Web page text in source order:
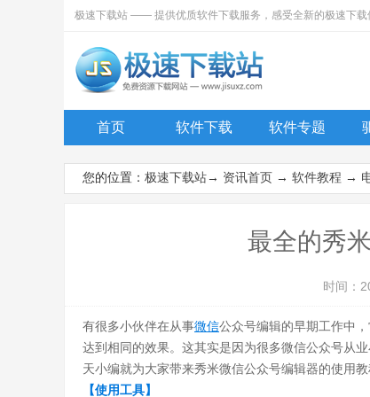
极速下载站 —— 提供优质软件下载服务，感受全新的极速下载
首页 软件下载 软件专题
您的位置： 极速下载站→ 资讯首页 → 软件教程 →
最全的秀
时间：
有很多小伙伴在从事微信公众号编辑的早期工作中
达到相同的效果。这其实是因为很多微信公众号从
天小编就为大家带来秀米微信公众号编辑器的使用
【使用工具】